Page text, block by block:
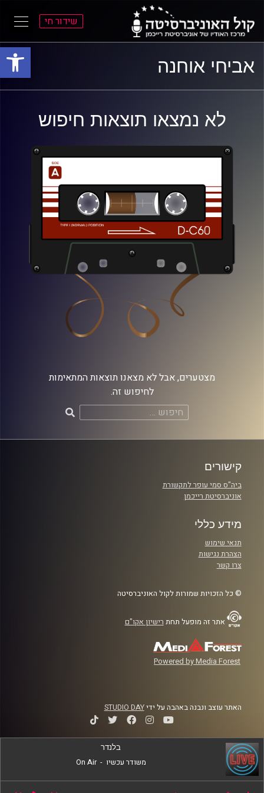
פתח
התפריט
הראשי
התוכן
הראשי
שידור חי
אביחי אוחנה
לא נמצאו תוצאות חיפוש
מצטערים, אבל לא מצאנו תוצאות המתאימות
לחיפוש זה.
חיפוש:
קישורים
ביה"ס סמי עופר לתקשורת
אוניברסיטת רייכמן
מידע כללי
תנאי שימוש
הצהרת נגישות
צרו קשר
© כל הזכויות שמורות לקול האוניברסיטה
אתר זה מופעל תחת רישיון אקו"ם
Powered by Media Forest
האתר עוצב ונבנה באהבה על ידיSTUDIO DAY
בלנדר
משודר עכשיו -
On Air